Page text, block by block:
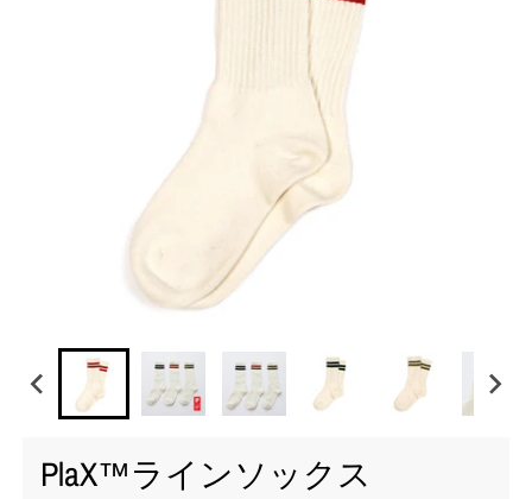
PlaX™ラインソックス